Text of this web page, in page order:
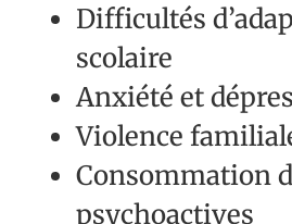
Difficultés
scolaire
Anxiété et
Violence
Consommation
psychoactives